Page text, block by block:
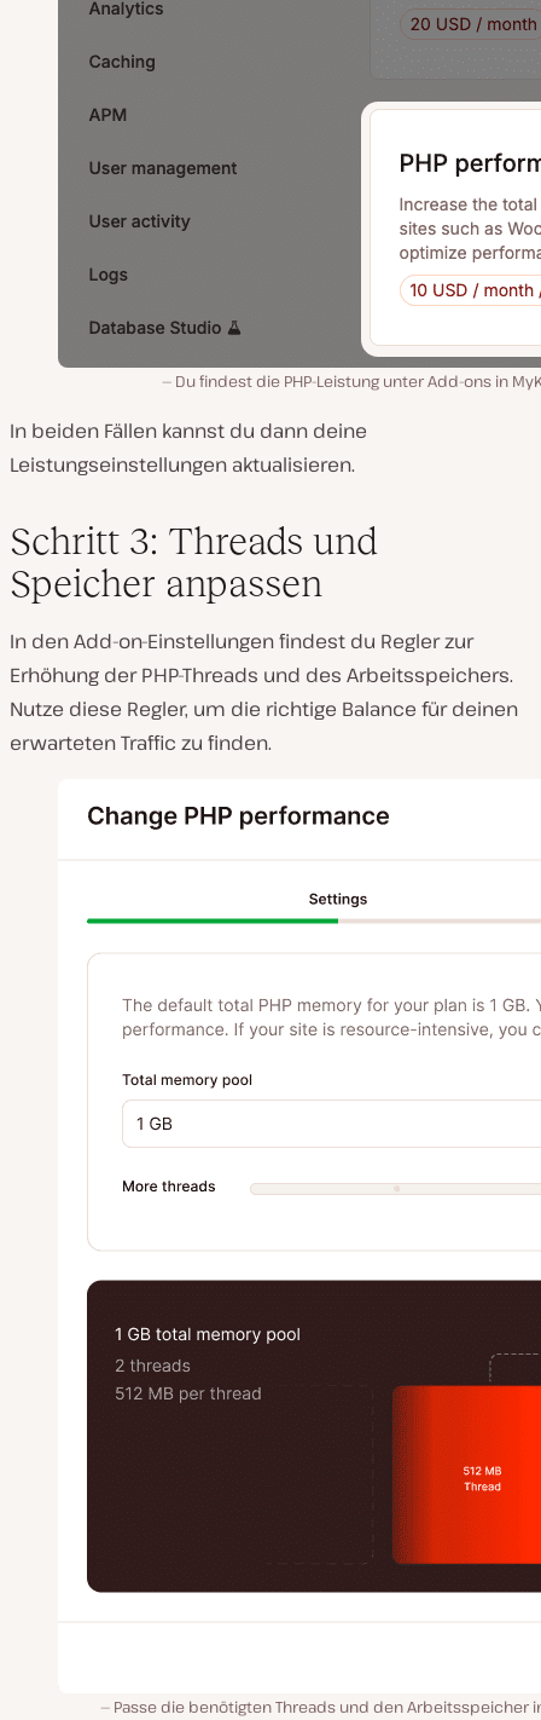
Du findest die PHP-Leistung unter Add-ons in
In beiden Fällen kannst du dann deine
Leistungseinstellungen aktualisieren.
Schritt 3: Threads und
Speicher anpassen
In den Add-on-Einstellungen findest du Regler zur
Erhöhung der PHP-Threads und des Arbeitsspeichers.
Nutze diese Regler, um die richtige Balance für deinen
erwarteten Traffic zu finden.
Passe die benötigten Threads und den Arbeitsspeicher